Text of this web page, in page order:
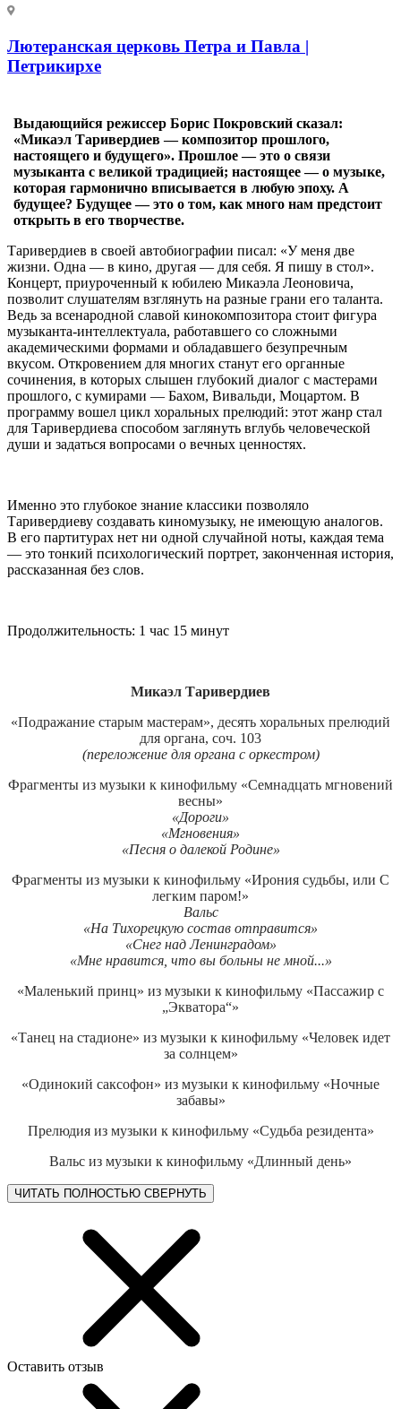
Лютеранская церковь Петра и Павла |
Петрикирхе
Выдающийся режиссер Борис Покровский сказал:
«Микаэл Таривердиев — композитор прошлого,
настоящего и будущего». Прошлое — это о связи
музыканта с великой традицией; настоящее — о музыке,
которая гармонично вписывается в любую эпоху. А
будущее? Будущее — это о том, как много нам предстоит
открыть в его творчестве.
Таривердиев в своей автобиографии писал: «У меня две
жизни. Одна — в кино, другая — для себя. Я пишу в стол».
Концерт, приуроченный к юбилею Микаэла Леоновича,
позволит слушателям взглянуть на разные грани его таланта.
Ведь за всенародной славой кинокомпозитора стоит фигура
музыканта-интеллектуала, работавшего со сложными
академическими формами и обладавшего безупречным
вкусом. Откровением для многих станут его органные
сочинения, в которых слышен глубокий диалог с мастерами
прошлого, с кумирами — Бахом, Вивальди, Моцартом. В
программу вошел цикл хоральных прелюдий: этот жанр стал
для Таривердиева способом заглянуть вглубь человеческой
души и задаться вопросами о вечных ценностях.
Именно это глубокое знание классики позволяло
Таривердиеву создавать киномузыку, не имеющую аналогов.
В его партитурах нет ни одной случайной ноты, каждая тема
— это тонкий психологический портрет, законченная история,
рассказанная без слов.
Продолжительность: 1 час 15 минут
Микаэл Таривердиев
«Подражание старым мастерам», десять хоральных прелюдий
для органа, соч. 103
(переложение для органа с оркестром)
Фрагменты из музыки к кинофильму «Семнадцать мгновений
весны»
«Дороги»
«Мгновения»
«Песня о далекой Родине»
Фрагменты из музыки к кинофильму «Ирония судьбы, или С
легким паром!»
Вальс
«На Тихорецкую состав отправится»
«Снег над Ленинградом»
«Мне нравится, что вы больны не мной...»
«Маленький принц» из музыки к кинофильму «Пассажир с
„Экватора“»
«Танец на стадионе» из музыки к кинофильму «Человек идет
за солнцем»
«Одинокий саксофон» из музыки к кинофильму «Ночные
забавы»
Прелюдия из музыки к кинофильму «Судьба резидента»
Вальс из музыки к кинофильму «Длинный день»
ЧИТАТЬ ПОЛНОСТЬЮ СВЕРНУТЬ
Оставить отзыв